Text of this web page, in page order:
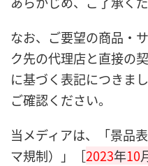
なお、ご要望の商品・
ク先の代理店と直接の
に基づく表記につきま
ご確認ください。
当メディアは、「景品
マ規制）」［2023年10